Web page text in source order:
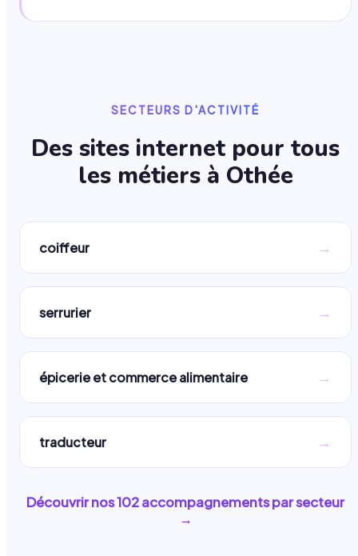
SECTEURS D'ACTIVITÉ
Des sites internet pour tous
les métiers à Othée
coiffeur →
serrurier →
épicerie et commerce alimentaire →
traducteur →
Découvrir nos102accompagnements par secteur
→